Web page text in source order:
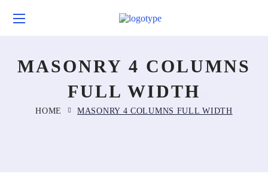
MASONRY 4 COLUMNS
FULL WIDTH
HOME MASONRY 4 COLUMNS FULL WIDTH